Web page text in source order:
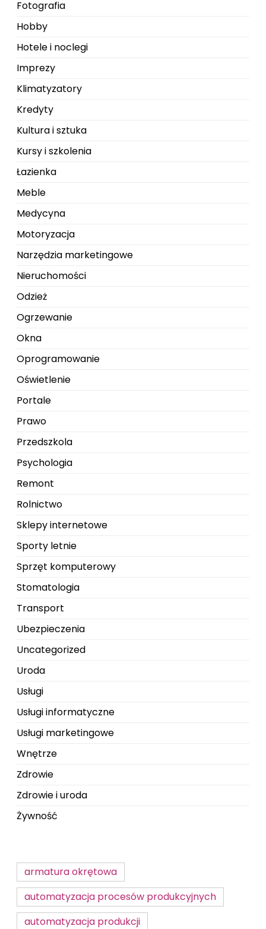
Fotografia
Hobby
Hotele i noclegi
Imprezy
Klimatyzatory
Kredyty
Kultura i sztuka
Kursy i szkolenia
Łazienka
Meble
Medycyna
Motoryzacja
Narzędzia marketingowe
Nieruchomości
Odzież
Ogrzewanie
Okna
Oprogramowanie
Oświetlenie
Portale
Prawo
Przedszkola
Psychologia
Remont
Rolnictwo
Sklepy internetowe
Sporty letnie
Sprzęt komputerowy
Stomatologia
Transport
Ubezpieczenia
Uncategorized
Uroda
Usługi
Usługi informatyczne
Usługi marketingowe
Wnętrze
Zdrowie
Zdrowie i uroda
Żywność
armatura okrętowa
automatyzacja procesów produkcyjnych
automatyzacja produkcji